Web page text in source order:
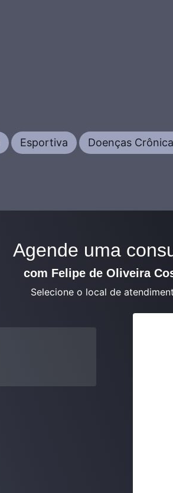
Esportiva Doenças
Agende uma
com Felipe de Oliveira
Selecione o local de